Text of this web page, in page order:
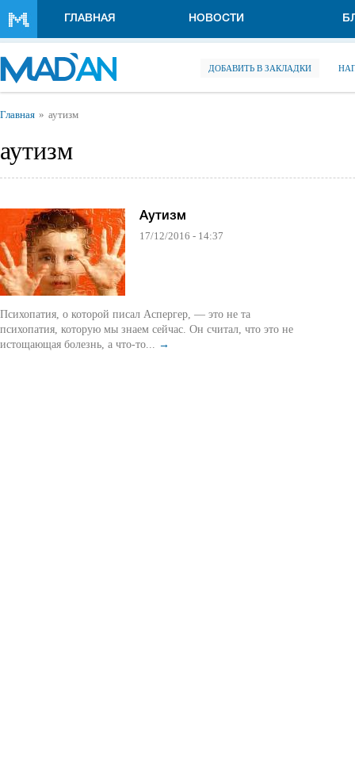
ГЛАВНАЯ НОВОСТИ
ДОБАВИТЬ В ЗАКЛАДКИ
Вы здесь
Главная аутизм
аутизм
Аутизм
17/12/2016 - 14:37
Психопатия, о которой писал Аспергер, — это не та
психопатия, которую мы знаем сейчас. Он считал, что это не
истощающая болезнь, а что-то... →